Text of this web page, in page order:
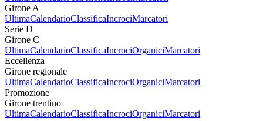
Girone A
UltimaCalendarioClassificaIncrociMarcatori
Serie D
Girone C
UltimaCalendarioClassificaIncrociOrganiciMarcatori
Eccellenza
Girone regionale
UltimaCalendarioClassificaIncrociOrganiciMarcatori
Promozione
Girone trentino
UltimaCalendarioClassificaIncrociOrganiciMarcatori